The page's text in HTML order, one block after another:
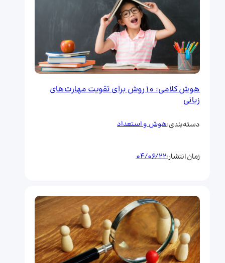
هوش کلامی: 10 روش برای تقویت مهارت‌های
زبانی
دسته‌بندی:هوش و استعداد
زمان انتشار:04/06/22